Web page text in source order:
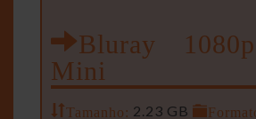
Bluray
Mini
Tamanho: 2.23 GB